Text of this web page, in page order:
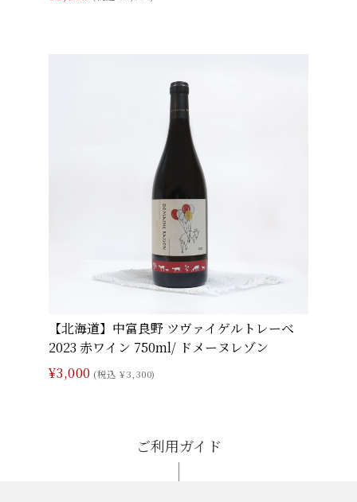
【北海道】中富良野 ツヴァイゲルトレーべ
2023 赤ワイン 750ml/ ドメーヌレゾン
¥3,000 (税込 ¥3,300)
ご利用ガイド